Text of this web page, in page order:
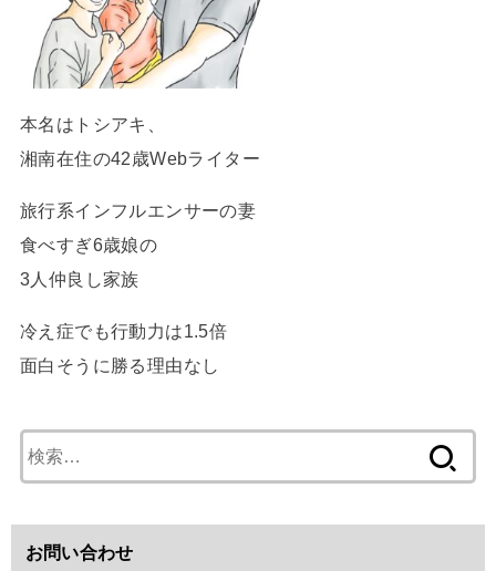
本名はトシアキ、
湘南在住の42歳Webライター
旅行系インフルエンサーの妻
食べすぎ6歳娘の
3人仲良し家族
冷え症でも行動力は1.5倍
面白そうに勝る理由なし
索
お問い合わせ